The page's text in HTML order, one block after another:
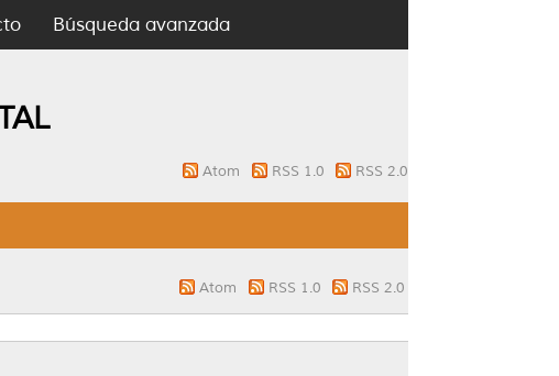
Búsqueda avanzada
Atom RSS 1.0 RSS 2.0
Atom RSS 1.0 RSS 2.0